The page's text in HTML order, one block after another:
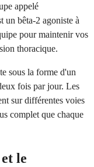
appelé
un bêta-2 agoniste à
pour maintenir vos
thoracique.
sous la forme d'un
fois par jour. Les
sur différentes voies
complet que chaque
le